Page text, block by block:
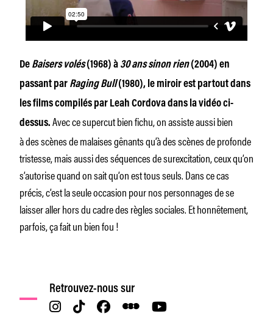
De Baisers volés(1968) à 30 ans sinon rien(2004) en
passant par Raging Bull(1980), le miroir est partout dans
les films compilés par Leah Cordova dans la vidéo ci-
dessus. Avec ce supercut bien fichu, on assiste aussi bien
à des scènes de malaises gênants qu’à des scènes de profonde
tristesse, mais aussi des séquences de surexcitation, ceux qu’on
s’autorise quand on sait qu’on est tous seuls. Dans ce cas
précis, c’est la seule occasion pour nos personnages de se
laisser aller hors du cadre des règles sociales. Et honnêtement,
parfois, ça fait un bien fou !
Retrouvez-nous sur